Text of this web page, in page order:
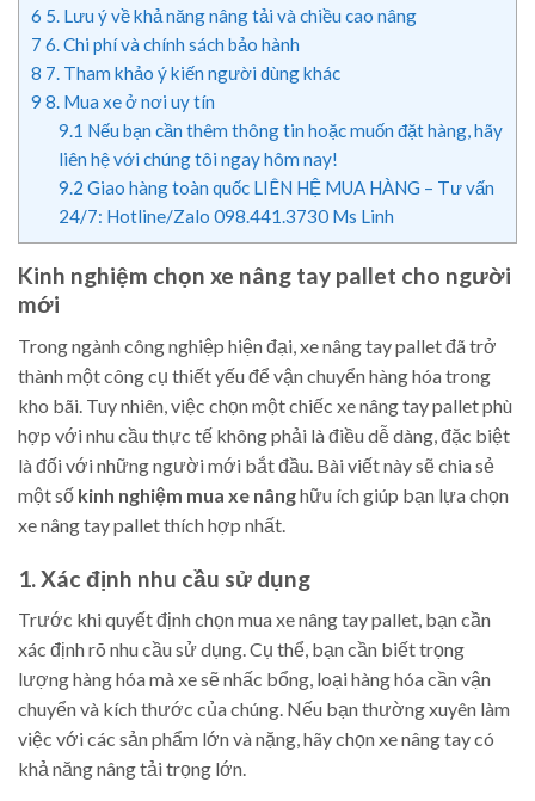
6 5. Lưu ý về khả năng nâng tải và chiều cao nâng
7 6. Chi phí và chính sách bảo hành
8 7. Tham khảo ý kiến người dùng khác
9 8. Mua xe ở nơi uy tín
9.1 Nếu bạn cần thêm thông tin hoặc muốn đặt hàng, hãy
liên hệ với chúng tôi ngay hôm nay!
9.2 Giao hàng toàn quốc LIÊN HỆ MUA HÀNG – Tư vấn
24/7: Hotline/Zalo 098.441.3730 Ms Linh
Kinh nghiệm chọn xe nâng tay pallet cho người
mới
Trong ngành công nghiệp hiện đại, xe nâng tay pallet đã trở
thành một công cụ thiết yếu để vận chuyển hàng hóa trong
kho bãi. Tuy nhiên, việc chọn một chiếc xe nâng tay pallet phù
hợp với nhu cầu thực tế không phải là điều dễ dàng, đặc biệt
là đối với những người mới bắt đầu. Bài viết này sẽ chia sẻ
một số kinh nghiệm mua xe nânghữu ích giúp bạn lựa chọn
xe nâng tay pallet thích hợp nhất.
1. Xác định nhu cầu sử dụng
Trước khi quyết định chọn mua xe nâng tay pallet, bạn cần
xác định rõ nhu cầu sử dụng. Cụ thể, bạn cần biết trọng
lượng hàng hóa mà xe sẽ nhấc bổng, loại hàng hóa cần vận
chuyển và kích thước của chúng. Nếu bạn thường xuyên làm
việc với các sản phẩm lớn và nặng, hãy chọn xe nâng tay có
khả năng nâng tải trọng lớn.